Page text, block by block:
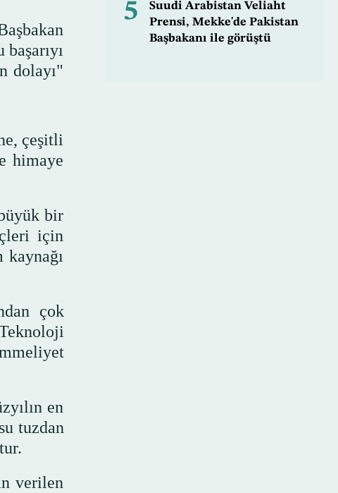
dolayı"
çeşitli
himaye
bir
için
çok
en
tuzdan
verilen
5
Suudi Arabistan Veliaht
Prensi, Mekke'de Pakistan
Başbakanı ile görüştü